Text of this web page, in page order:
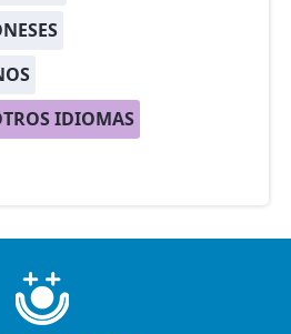
IDIOMAS